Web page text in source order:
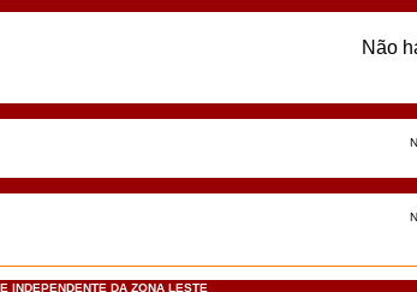
Não
INDEPENDENTE DA ZONA LESTE